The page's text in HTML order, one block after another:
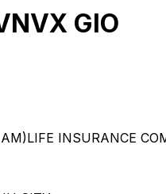
GIO
INSURANCE